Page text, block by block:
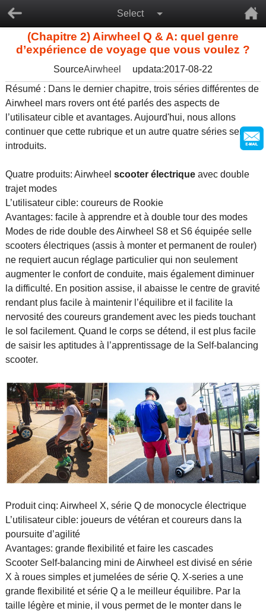
Select
(Chapitre 2) Airwheel Q & A: quel genre
d’expérience de voyage que vous voulez ?
SourceAirwheel
updata:2017-08-22
Résumé : Dans le dernier chapitre, trois séries différentes de
Airwheel mars rovers ont été parlés des aspects de
l’utilisateur cible et avantages. Aujourd'hui, nous allons
continuer que cette rubrique et un autre quatre séries seront
introduits.
Quatre produits: Airwheel scooter électriqueavec double
trajet modes
L’utilisateur cible: coureurs de Rookie
Avantages: facile à apprendre et à double tour des modes
Modes de ride double des Airwheel S8 et S6 équipée selle
scooters électriques (assis à monter et permanent de rouler)
ne requiert aucun réglage particulier qui non seulement
augmenter le confort de conduite, mais également diminuer
la difficulté. En position assise, il abaisse le centre de gravité
rendant plus facile à maintenir l’équilibre et il facilite la
nervosité des coureurs grandement avec les pieds touchant
le sol facilement. Quand le corps se détend, il est plus facile
de saisir les aptitudes à l’apprentissage de la Self-balancing
scooter.
Produit cinq: Airwheel X, série Q de monocycle électrique
L’utilisateur cible: joueurs de vétéran et coureurs dans la
poursuite d’agilité
Avantages: grande flexibilité et faire les cascades
Scooter Self-balancing mini de Airwheel est divisé en série
X à roues simples et jumelées de série Q. X-series a une
grande flexibilité et série Q a le meilleur équilibre. Par la
taille légère et minie, il vous permet de le monter dans le